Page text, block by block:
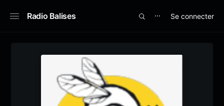
Radio Balises ⋯ Se connecter